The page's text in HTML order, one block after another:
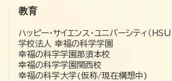
教育
ハッピー・サイエンス・ユニバーシティ（HSU
学校法人 幸福の科学学園
幸福の科学学園那須本校
幸福の科学学園関西校
幸福の科学大学(仮称/現在構想中)